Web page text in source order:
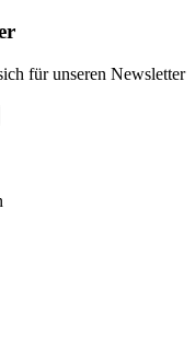
für unseren Newsletter